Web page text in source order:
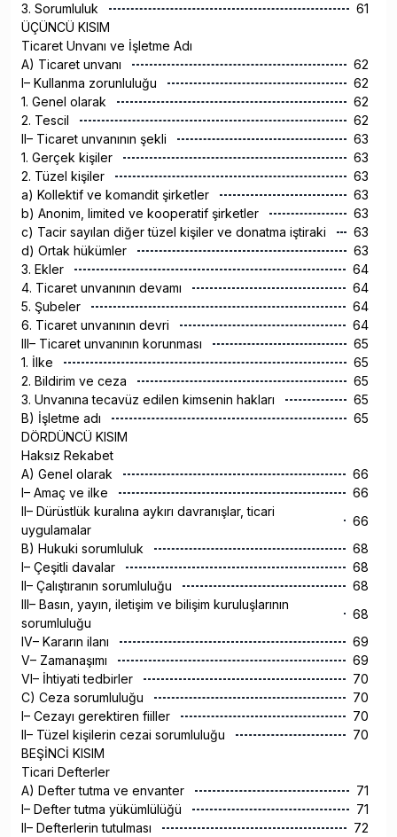
3. Sorumluluk
61
ÜÇÜNCÜ KISIM
Ticaret Unvanı ve İşletme Adı
A) Ticaret unvanı
62
I– Kullanma zorunluluğu
62
1. Genel olarak
62
2. Tescil
62
II– Ticaret unvanının şekli
63
1. Gerçek kişiler
63
2. Tüzel kişiler
63
a) Kollektif ve komandit şirketler
63
b) Anonim, limited ve kooperatif şirketler
63
c) Tacir sayılan diğer tüzel kişiler ve donatma iştiraki
63
d) Ortak hükümler
63
3. Ekler
64
4. Ticaret unvanının devamı
64
5. Şubeler
64
6. Ticaret unvanının devri
64
III– Ticaret unvanının korunması
65
1. İlke
65
2. Bildirim ve ceza
65
3. Unvanına tecavüz edilen kimsenin hakları
65
B) İşletme adı
65
DÖRDÜNCÜ KISIM
Haksız Rekabet
A) Genel olarak
66
I– Amaç ve ilke
66
II– Dürüstlük kuralına aykırı davranışlar, ticari
uygulamalar
66
B) Hukuki sorumluluk
68
I– Çeşitli davalar
68
II– Çalıştıranın sorumluluğu
68
III– Basın, yayın, iletişim ve bilişim kuruluşlarının
sorumluluğu
68
IV– Kararın ilanı
69
V– Zamanaşımı
69
VI– İhtiyati tedbirler
70
C) Ceza sorumluluğu
70
I– Cezayı gerektiren fiiller
70
II– Tüzel kişilerin cezai sorumluluğu
70
BEŞİNCİ KISIM
Ticari Defterler
A) Defter tutma ve envanter
71
I– Defter tutma yükümlülüğü
71
II– Defterlerin tutulması
72